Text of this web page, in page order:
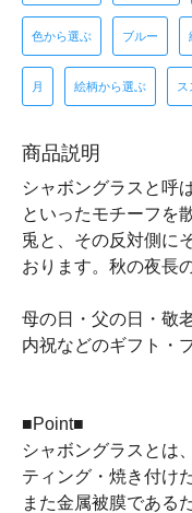
色から選ぶ ブルー
月 絵柄から選ぶ ス
商品説明
シャボングラスと呼
といったモチーフを
兎と、その反対側に
おります。秋の夜長
母の日・父の日・敬
内祝などのギフト・
■Point■
シャボングラスとは
ティング・焼き付け
また金属被膜である